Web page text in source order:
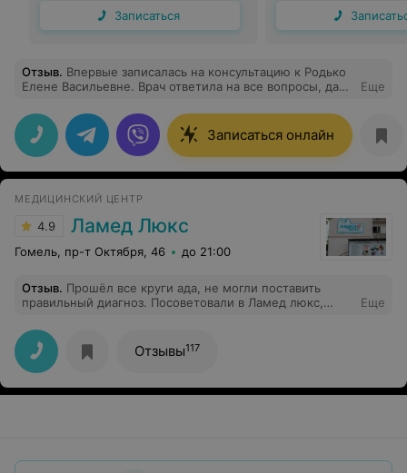
Записаться
Отзыв. Впервые записалась на консультацию к Родько
Елене Васильевне. Врач ответила на все вопросы, дала
Еще
Записаться онлайн
МЕДИЦИНСКИЙ ЦЕНТР
4.9 Ламед Люкс
Гомель, пр-т Октября, 46 до 21:00
Отзыв. Прошёл все круги ада, не могли поставить
правильный диагноз. Посоветовали в Ламед люкс,
консультации у дерматолога Петросян И.А. она
поставила диагноз сразу, как только увидела. Лечение
прошел, сейчас здоров! Спасибо огромное!
Еще
Отзывы117